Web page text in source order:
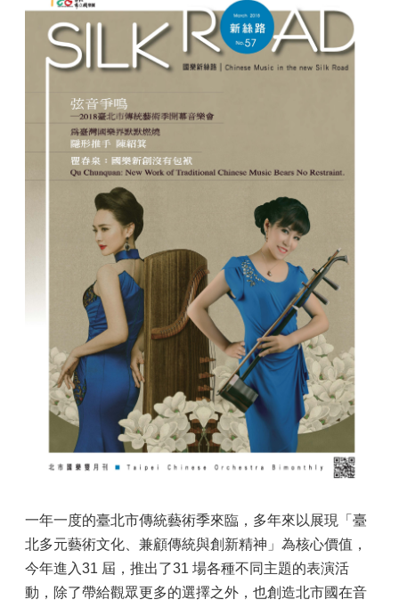
一年一度的臺北市傳統藝術季來臨，多年來以展現「臺
北多元藝術文化、兼顧傳統與創新精神」為核心價值，
今年進入31 屆，推出了31 場各種不同主題的表演活
動，除了帶給觀眾更多的選擇之外，也創造北市國在音